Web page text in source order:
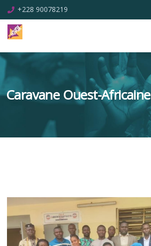
+228 90078219
Caravane Ouest-Africaine